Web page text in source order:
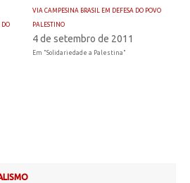
DO
VIA CAMPESINA BRASIL EM DEFESA DO POVO
PALESTINO
4 de setembro de 2011
Em "Solidariedade a Palestina"